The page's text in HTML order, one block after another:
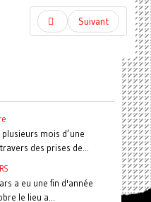
Suivant
mois d’une
des prises de...
a eu une fin d'année
le lieu a...